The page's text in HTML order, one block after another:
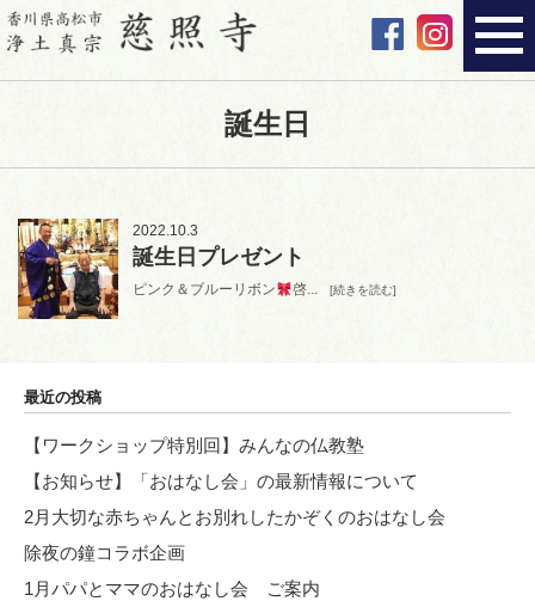
誕生日
2022.10.3
誕生日プレゼント
ピンク＆ブルーリボン 啓... [続きを読む]
最近の投稿
【ワークショップ特別回】みんなの仏教塾
【お知らせ】「おはなし会」の最新情報について
2月大切な赤ちゃんとお別れしたかぞくのおはなし会
除夜の鐘コラボ企画
1月パパとママのおはなし会 ご案内